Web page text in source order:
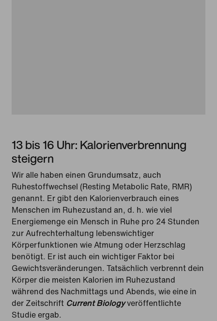
13 bis 16 Uhr: Kalorienverbrennung
steigern
Wir alle haben einen Grundumsatz, auch
Ruhestoffwechsel (Resting Metabolic Rate, RMR)
genannt. Er gibt den Kalorienverbrauch eines
Menschen im Ruhezustand an, d. h. wie viel
Energiemenge ein Mensch in Ruhe pro 24 Stunden
zur Aufrechterhaltung lebenswichtiger
Körperfunktionen wie Atmung oder Herzschlag
benötigt. Er ist auch ein wichtiger Faktor bei
Gewichtsveränderungen. Tatsächlich verbrennt dein
Körper die meisten Kalorien im Ruhezustand
während des Nachmittags und Abends, wie eine in
der Zeitschrift Current Biologyveröffentlichte
Studie ergab.